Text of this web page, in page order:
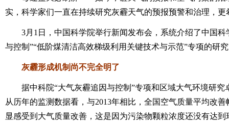
实，科学家们一直在持续研究灰霾天气的预报预警和治理，
3月1日，中国科学院举行新闻发布会，系统介绍了中国科
与控制”“低阶煤清洁高效梯级利用关键技术与示范”专项的研
灰霾形成机制尚不完全明了
据中科院“大气灰霾追因与控制”专项和区域大气环境研究
从历年的监测数据看，与2013年相比，全国空气质量平均改
显感受到大气质量改善，这是因为污染物颗粒浓度还没有达